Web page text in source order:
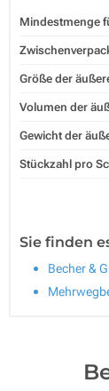
Mindestmenge
Größe der
Volumen der
Gewicht der
Stückzahl pro
Sie finden
Becher &